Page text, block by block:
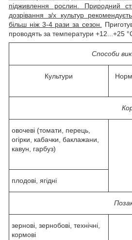
підживлення рослин. Природний
дозрівання з/х культур
більш ніж 3-4 рази за сезон.
проводять за температури +12...+25
Способи
Культури
овочеві (томати, перець,
огірки, кабачки, баклажани,
кавун, гарбуз)
плодові, ягідні
зернові, зернобові, технічні,
кормові